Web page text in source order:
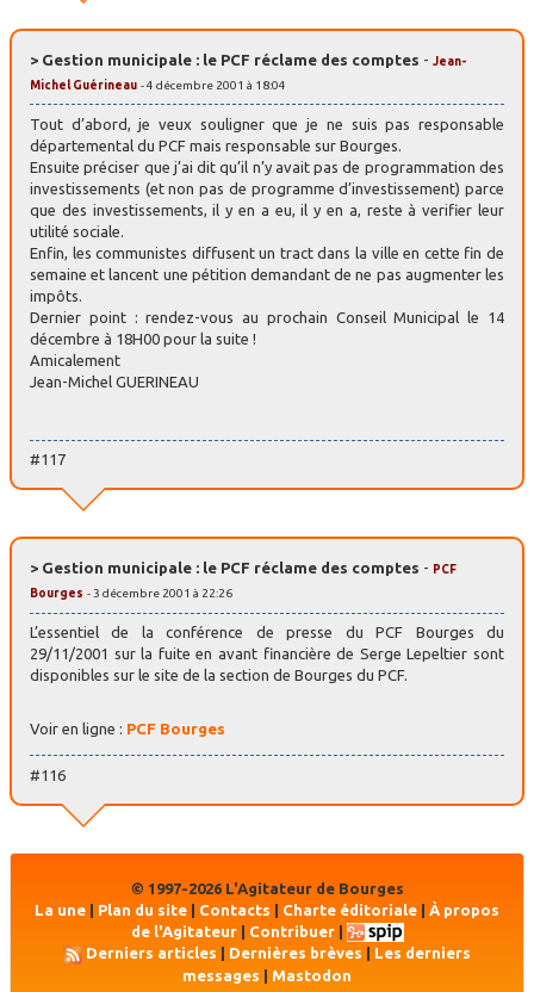
> Gestion municipale : le PCF réclame des comptes - Jean-
Michel Guérineau - 4 décembre 2001 à 18:04
Tout d’abord, je veux souligner que je ne suis pas responsable
départemental du PCF mais responsable sur Bourges.
Ensuite préciser que j’ai dit qu’il n’y avait pas de programmation des
investissements (et non pas de programme d’investissement) parce
que des investissements, il y en a eu, il y en a, reste à verifier leur
utilité sociale.
Enfin, les communistes diffusent un tract dans la ville en cette fin de
semaine et lancent une pétition demandant de ne pas augmenter les
impôts.
Dernier point : rendez-vous au prochain Conseil Municipal le 14
décembre à 18H00 pour la suite !
Amicalement
Jean-Michel GUERINEAU
#117
> Gestion municipale : le PCF réclame des comptes - PCF
Bourges - 3 décembre 2001 à 22:26
L’essentiel de la conférence de presse du PCF Bourges du
29/11/2001 sur la fuite en avant financière de Serge Lepeltier sont
disponibles sur le site de la section de Bourges du PCF.
Voir en ligne : PCF Bourges
#116
© 1997-2026 L'Agitateur de Bourges
La une | Plan du site | Contacts | Charte éditoriale | À propos
de l'Agitateur| Contribuer|
Derniers articles
Dernières brèves
Les derniers
messages | Mastodon